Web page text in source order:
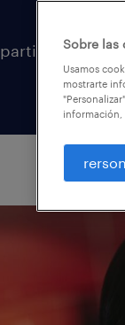
artículos
Sobre las
Usamos
mostrarte
información,